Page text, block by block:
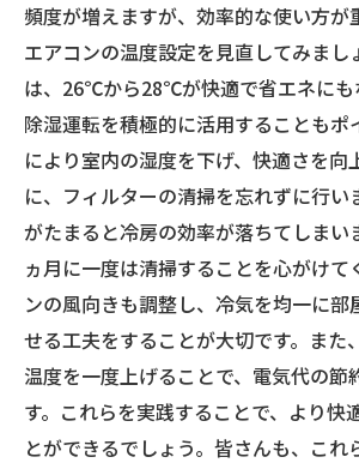
頻度が増えますが、効率的な使い方が
エアコンの温度設定を見直してみまし
は、26℃から28℃が快適で省エネにも
除湿運転を積極的に活用することもポ
により室内の湿度を下げ、快適さを向
に、フィルターの清掃を忘れずに行い
がたまると冷房の効率が落ちてしまい
ヵ月に一度は清掃することを心がけて
ンの風向きも調整し、冷気を均一に部
せる工夫をすることが大切です。また
温度を一度上げることで、電気代の節
す。これらを実践することで、より快
とができるでしょう。皆さんも、これ